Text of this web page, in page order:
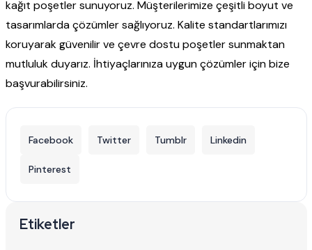
kağıt poşetler sunuyoruz. Müşterilerimize çeşitli boyut ve
tasarımlarda çözümler sağlıyoruz. Kalite standartlarımızı
koruyarak güvenilir ve çevre dostu poşetler sunmaktan
mutluluk duyarız. İhtiyaçlarınıza uygun çözümler için bize
başvurabilirsiniz.
Facebook Twitter Tumblr Linkedin
Pinterest
Etiketler